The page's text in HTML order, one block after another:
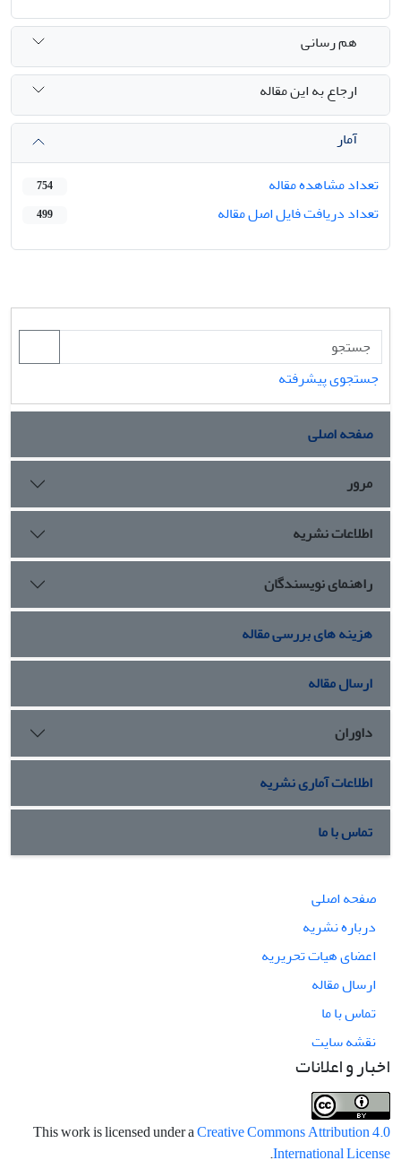
هم رسانی
ارجاع به این مقاله
آمار
تعداد مشاهده مقاله
754
تعداد دریافت فایل اصل مقاله 499
جستجوی پیشرفته
صفحه اصلی
مرور
اطلاعات نشریه
راهنمای نویسندگان
هزینه های بررسی مقاله
ارسال مقاله
داوران
اطلاعات آماری نشریه
تماس با ما
صفحه اصلی
درباره نشریه
اعضای هیات تحریریه
ارسال مقاله
تماس با ما
نقشه سایت
اخبار و اعلانات
This work is licensed under aCreative Commons Attribution 4.0
International License
.